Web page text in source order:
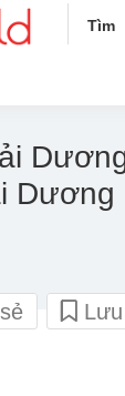
Tìm
Dương
Lưu